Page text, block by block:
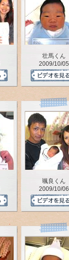
壮馬くん
2009/10/05
颯良くん
2009/10/06